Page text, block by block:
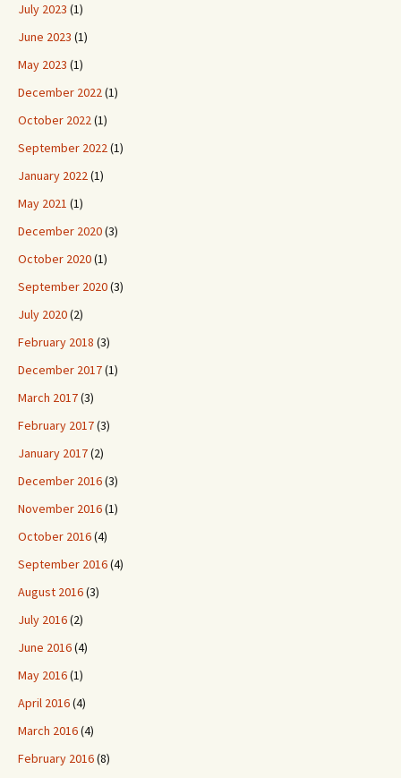
July 2023 (1)
June 2023 (1)
May 2023 (1)
December 2022(1)
October 2022(1)
September 2022(1)
January 2022(1)
May 2021 (1)
December 2020(3)
October 2020(1)
September 2020(3)
July 2020(2)
February 2018 (3)
December 2017(1)
March 2017(3)
February 2017(3)
January 2017(2)
December 2016(3)
November 2016(1)
October 2016(4)
September 2016(4)
August 2016(3)
July 2016(2)
June 2016(4)
May 2016(1)
April 2016(4)
March 2016(4)
February 2016(8)